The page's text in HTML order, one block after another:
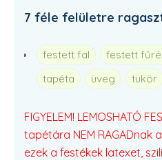
7 féle felületre
festett fal
festett
tapéta
üveg tükör
FIGYELEM! LEMOSHATÓ
tapétára NEM RAGADnak
ezek a festékek latexet,